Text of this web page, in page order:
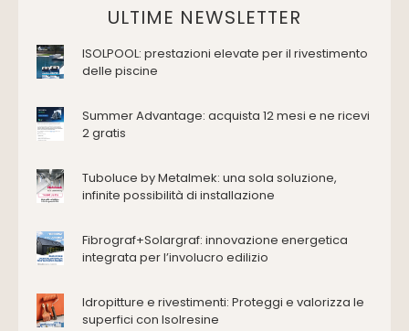
Domotica Ed Impianti Elettrici
Edilizia
Antincendio e sicurezza
Attrezzature manuali
Cappe d'aspirazione
Consolidamento
Deumidificazione
Energie rinnovabili
Ferramenta e fissaggi
ULTIME NEWSLETTER
ISOLPOOL: prestazioni elevate per il rivestimento
delle piscine
Summer Advantage: acquista 12 mesi e ne ricevi
2 gratis
Tuboluce by Metalmek: una sola soluzione,
infinite possibilità di installazione
Fibrograf+Solargraf: innovazione energetica
integrata per l’involucro edilizio
Idropitture e rivestimenti: Proteggi e valorizza le
superfici con Isolresine